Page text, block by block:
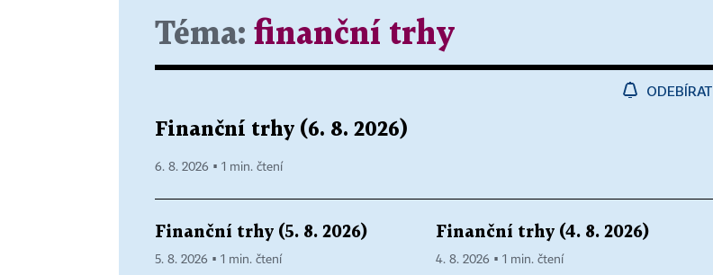
Téma: finanční trhy
ODEBÍRAT
Finanční trhy (6. 8. 2026)
6. 8. 2026 ▪ 1 min. čtení
Finanční trhy (5. 8. 2026)
5. 8. 2026 ▪ 1 min. čtení
Finanční trhy (4. 8. 2026)
4. 8. 2026 ▪ 1 min. čtení